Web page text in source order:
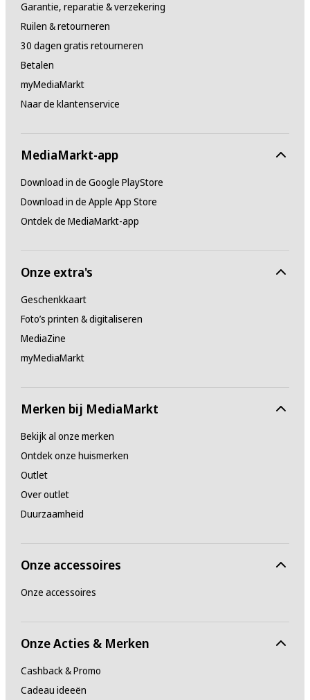
Garantie, reparatie & verzekering
Ruilen & retourneren
30 dagen gratis retourneren
Betalen
myMediaMarkt
Naar de klantenservice
MediaMarkt-app
Download in de Google PlayStore
Download in de Apple App Store
Ontdek de MediaMarkt-app
Onze extra's
Geschenkkaart
Foto’s printen & digitaliseren
MediaZine
myMediaMarkt
Merken bij MediaMarkt
Bekijk al onze merken
Ontdek onze huismerken
Outlet
Over outlet
Duurzaamheid
Onze accessoires
Onze accessoires
Onze Acties & Merken
Cashback & Promo
Cadeau ideeën